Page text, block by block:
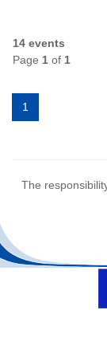
14 events
Page 1 of 1
1
The